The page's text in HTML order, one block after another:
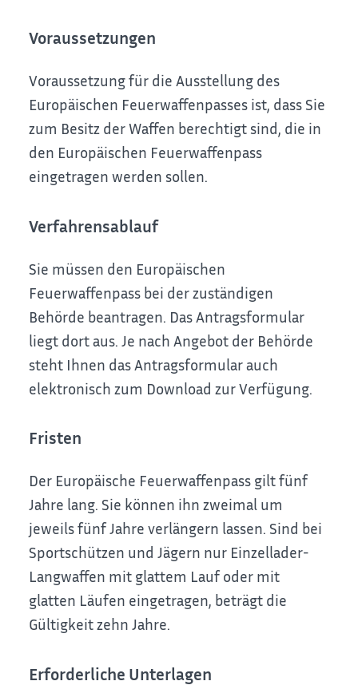
Voraussetzungen
Voraussetzung für die Ausstellung des
Europäischen Feuerwaffenpasses ist, dass Sie
zum Besitz der Waffen berechtigt sind, die in
den Europäischen Feuerwaffenpass
eingetragen werden sollen.
Verfahrensablauf
Sie müssen den Europäischen
Feuerwaffenpass bei der zuständigen
Behörde beantragen. Das Antragsformular
liegt dort aus. Je nach Angebot der Behörde
steht Ihnen das Antragsformular auch
elektronisch zum Download zur Verfügung.
Fristen
Der Europäische Feuerwaffenpass gilt fünf
Jahre lang. Sie können ihn zweimal um
jeweils fünf Jahre verlängern lassen. Sind bei
Sportschützen und Jägern nur Einzellader-
Langwaffen mit glattem Lauf oder mit
glatten Läufen eingetragen, beträgt die
Gültigkeit zehn Jahre.
Erforderliche Unterlagen